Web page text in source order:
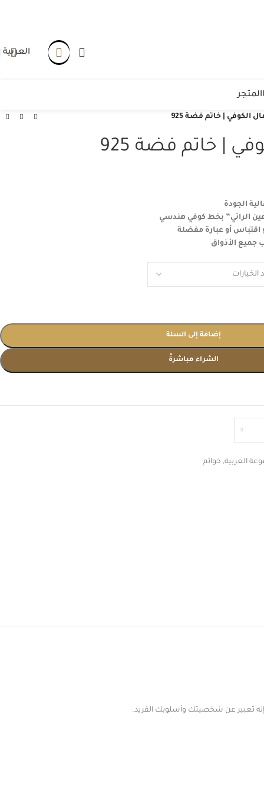
العربية
المتجر
الكوفي | خاتم فضة 925
| خاتم فضة 925
الرائي” بخط كوفي هندسي
أو عبارة مفضلة
الأذواق
إضافة إلى السلة
الشراء مباشرةً
العربية, خواتم
إنه تعبير عن شخصيتك وأسلوبك الفريد.